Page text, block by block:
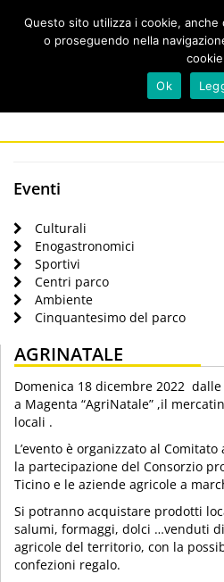
Eventi
Culturali
Enogastronomici
Sportivi
Centri parco
Ambiente
Cinquantesimo del parco
AGRINATALE
Domenica 18 dicembre 2022
a Magenta “AgriNatale” ,il
locali .
L’evento è organizzato al
la partecipazione del Consorzio
Ticino e le aziende agricole a
Si potranno acquistare prodotti
salumi, formaggi, dolci …venduti
agricole del territorio, con la
confezioni regalo.
Questo sito utilizza i cookie,
o proseguendo nella
Ok